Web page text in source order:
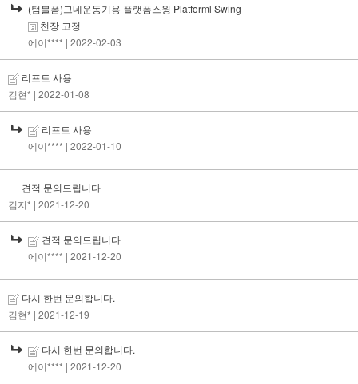
(텀블폼)그네운동기용 플랫폼스윙 Platforml Swing
천장 고정
에이**** | 2022-02-03
리프트 사용
김현* | 2022-01-08
리프트 사용
에이**** | 2022-01-10
견적 문의드립니다
김지* | 2021-12-20
견적 문의드립니다
에이**** | 2021-12-20
다시 한번 문의합니다.
김현* | 2021-12-19
다시 한번 문의합니다.
에이**** | 2021-12-20